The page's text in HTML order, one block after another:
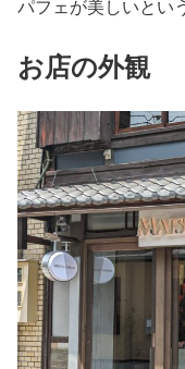
パフェが美しいとい
お店の外観